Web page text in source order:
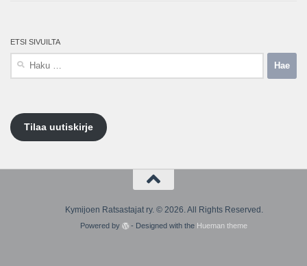
ETSI SIVUILTA
Tilaa uutiskirje
Kymijoen Ratsastajat ry. © 2026. All Rights Reserved.
Powered by - Designed with the Hueman theme